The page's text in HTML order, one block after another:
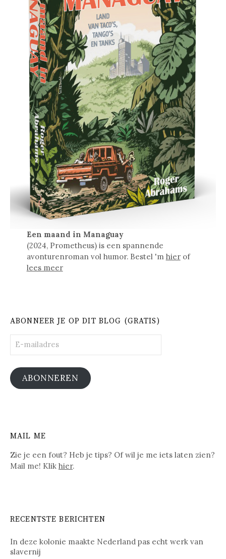
Een maand in Managuay
(2024, Prometheus) is een spannende
avonturenroman vol humor. Bestel 'm hierof
lees meer
ABONNEER JE OP DIT BLOG (GRATIS)
mailadres
ABONNEREN
MAIL ME
Zie je een fout? Heb je tips? Of wil je me iets laten zien?
Mail me! Klik hier.
RECENTSTE BERICHTEN
In deze kolonie maakte Nederland pas echt werk van
slavernij